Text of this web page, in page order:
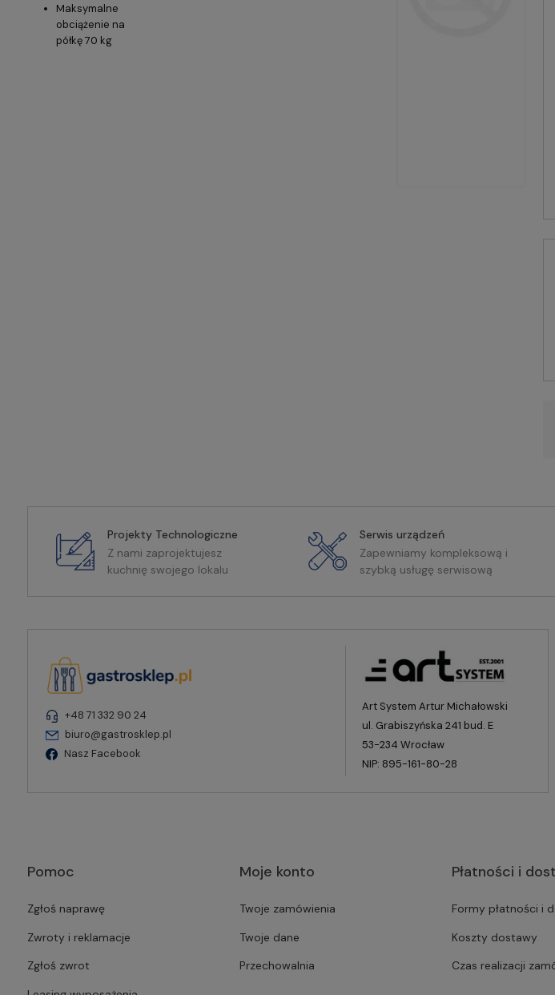
Maksymalne
obciążenie na
półkę 70 kg
Projekty Technologiczne
Z nami zaprojektujesz
kuchnię swojego lokalu
Serwis urządzeń
Zapewniamy kompleksową i
szybką usługę serwisową
+48 71 332 90 24
biuro@gastrosklep.pl
Nasz Facebook
Art System Artur Michałowski
ul. Grabiszyńska 241 bud. E
53-234 Wrocław
NIP: 895-161-80-28
Pomoc
Zgłoś naprawę
Zwroty i reklamacje
Zgłoś zwrot
Moje konto
Twoje zamówienia
Twoje dane
Przechowalnia
Płatności i
Formy płatności i
Koszty dostawy
Czas realizacji